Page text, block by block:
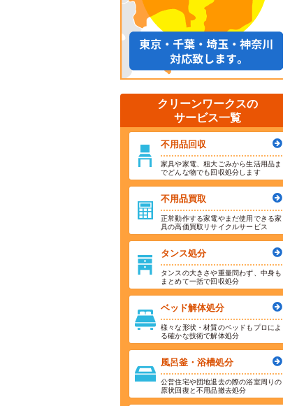
クリーンワークスの
サービス一覧
不用品回収
家具や家電、粗大ごみから生活用品ま
でどんな物でも回収処分します
不用品買取
正常動作する家電やまだ使用できる家
具の高価買取リサイクルサービス
タンス処分
タンスの大きさや重量問わず、中身も
まとめて一括で回収処分
ベッド解体処分
様々な形状・材質のベッドもプロによ
る確かな技術で解体処分
風呂釜・浴槽処分
公営住宅や団地退去の際の浴室周りの
原状回復と不用品撤去処分